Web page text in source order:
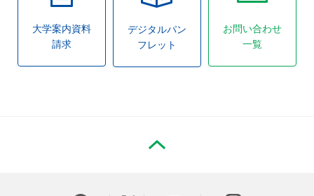
大学案内資料
請求
デジタルパン
フレット
お問い合わせ
一覧